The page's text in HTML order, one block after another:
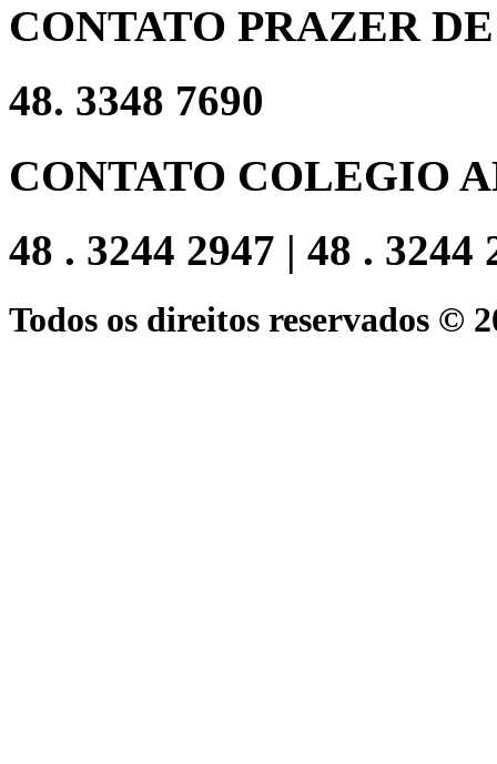
CONTATO PRAZER
48. 3348 7690
CONTATO COLEGIO
48 . 3244 2947 | 48 . 3244
Todos os direitos reservados ©